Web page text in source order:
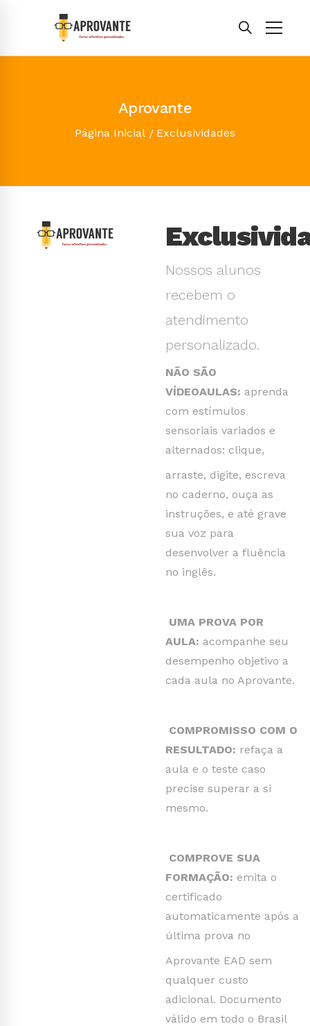
Aprovante
Página Inicial Exclusividades
Nossos alunos
recebem o
atendimento
personalizado.
NÃO SÃO
VÍDEOAULAS: aprenda
com estímulos
sensoriais variados e
alternados: clique,
arraste, digite, escreva
no caderno, ouça as
instruções, e até grave
sua voz para
desenvolver a fluência
no inglês.
UMA PROVA POR
AULA: acompanhe seu
desempenho objetivo a
cada aula no Aprovante.
COMPROMISSO COM O
RESULTADO: refaça a
aula e o teste caso
precise superar a si
mesmo.
COMPROVE SUA
FORMAÇÃO: emita o
certificado
automaticamente após a
última prova no
Aprovante EAD sem
qualquer custo
adicional. Documento
válido em todo o Brasil